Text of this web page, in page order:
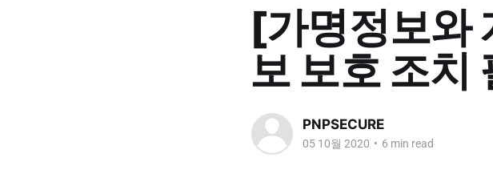
[가명정보와
보 보호 조치
PNPSECURE
05 10월 2020 • 6 min read